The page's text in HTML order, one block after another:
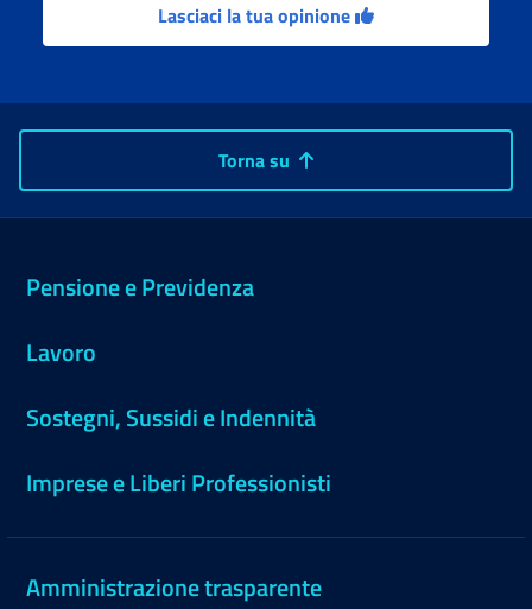
Lasciaci la tua opinione
Torna su
Pensione e Previdenza
Lavoro
Sostegni, Sussidi e Indennità
Imprese e Liberi Professionisti
Amministrazione trasparente